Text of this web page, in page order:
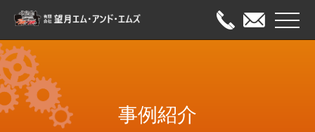
メニ
HOME
出張修理 事例紹介